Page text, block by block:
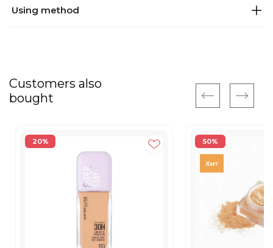
Using method
Customers also
bought
20% 50%